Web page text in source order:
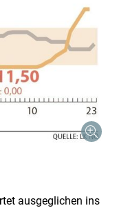
ausgeglichen ins